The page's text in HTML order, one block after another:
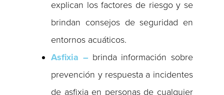
explican los factores de riesgo y se
brindan consejos de seguridad en
entornos acuáticos.
Asfixia – brinda información sobre
prevención y respuesta a incidentes
de asfixia en personas de cualquier